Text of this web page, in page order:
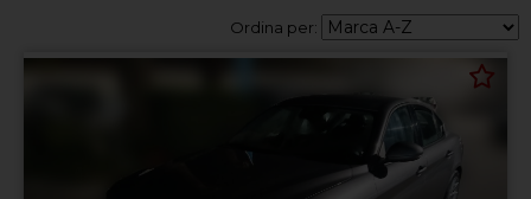
Ordina per: